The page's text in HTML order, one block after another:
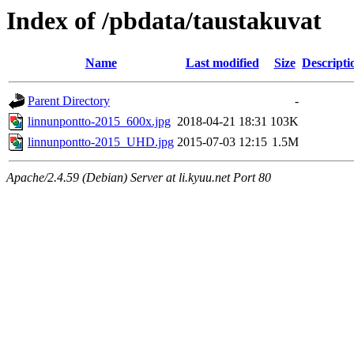
Index of /pbdata/taustakuvat
Name Last modified Size
Parent Directory
-
linnunpontto-2015_600x.jpg 2018-04-21 18:31 103K
linnunpontto-2015_UHD.jpg 2015-07-03 12:15 1.5M
Apache/2.4.59 (Debian) Server at li.kyuu.net Port 80